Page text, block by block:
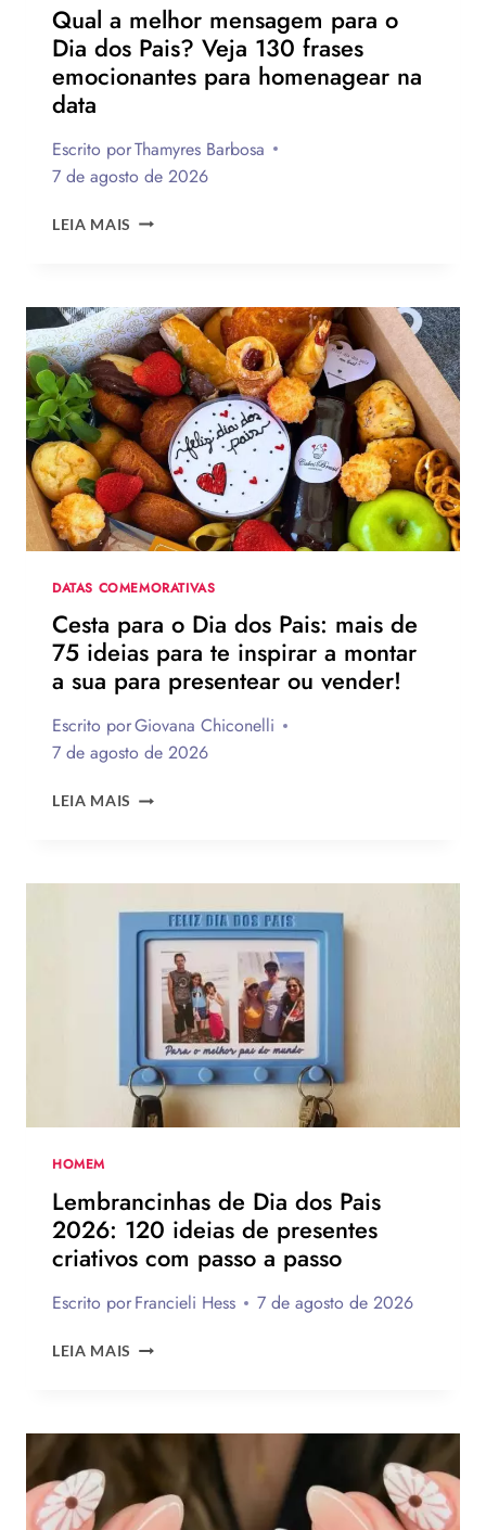
Qual a melhor mensagem para o
Dia dos Pais? Veja 130 frases
emocionantes para homenagear na
data
Escrito porThamyres Barbosa
7 de agosto de 2026
LEIA MAIS QUAL
PARA
O
DIA
DOS
PAIS?
VEJA
130
FRASES
EMOCIONANTES
PARA
HOMENAGEAR
DATA
DATAS COMEMORATIVAS
Cesta para o Dia dos Pais: mais de
75 ideias para te inspirar a montar
a sua para presentear ou vender!
Escrito porGiovana Chiconelli
7 de agosto de 2026
LEIA MAIS CESTA
DOS
PAIS:
MAIS
IDEIAS
INSPIRAR
A
MONTAR
PRESENTEAR
OU
VENDER!
HOMEM
Lembrancinhas de Dia dos Pais
2026: 120 ideias de presentes
criativos com passo a passo
Escrito porFrancieli Hess 7 de agosto de 2026
LEIA MAIS LEMBRANCINHAS
PAIS
2026:
IDEIAS